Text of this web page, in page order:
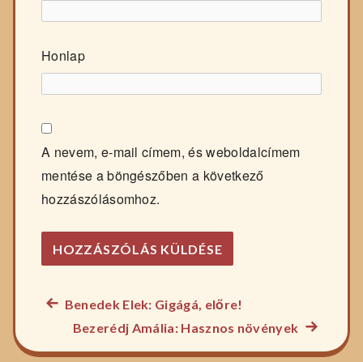
Honlap
A nevem, e-mail címem, és weboldalcímem
mentése a böngészőben a következő
hozzászólásomhoz.
Bejegyzés
navigáció
Előző
főzelék
recept:
Benedek Elek: Gigágá, előre!
Bezerédj Amália: Hasznos növények
főzelék